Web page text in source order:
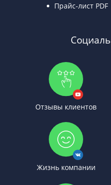
Прайс-лист PDF
Отзывы клиентов
Жизнь компании